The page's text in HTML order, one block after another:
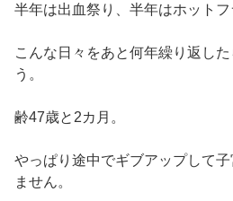
半年は出血祭り、半年はホットフ
こんな日々をあと何年繰り返し
う。
齢47歳と2カ月。
やっぱり途中でギブアップして
ません。